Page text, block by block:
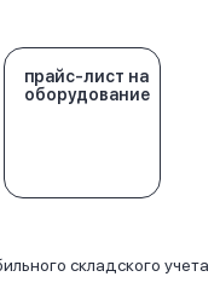
прайс-лист на
оборудование
складского учета